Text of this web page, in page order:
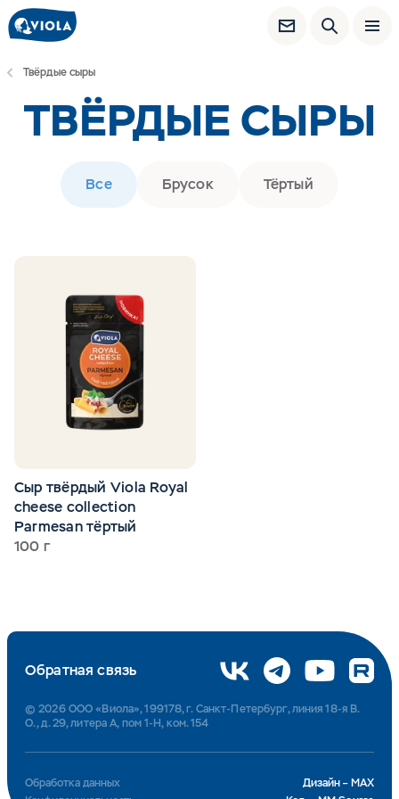
Твёрдые сыры
ТВЁРДЫЕ СЫРЫ
Все Брусок Тёртый
Сыр твёрдый Viola Royal
cheese collection
Parmesan тёртый
100 г
Дизайн – MAX
Обработка данных
Обратная связь
© 2026 ООО «Виола», 199178, г. Санкт-Петербург, линия 18-я В.
О., д. 29, литера А, пом 1-Н, ком. 154